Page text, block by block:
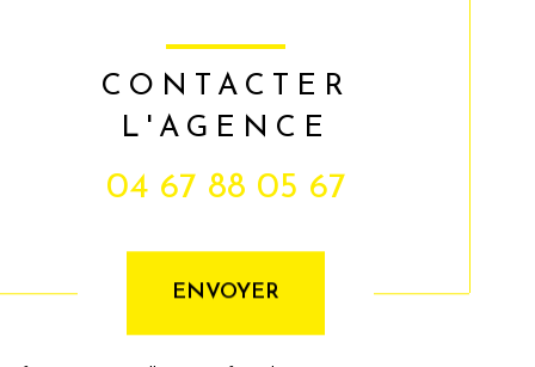
CONTACTER
L'AGENCE
04 67 88 05 67
ENVOYER